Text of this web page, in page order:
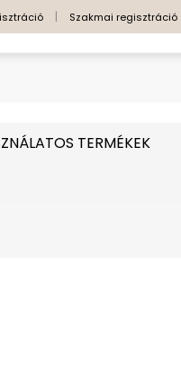
| Szakmai regisztráció
TERMÉKEK